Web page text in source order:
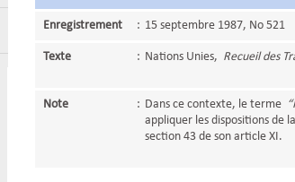
Enregistrement : 15 septembre 1987, No 521
Texte : Nations Unies, Recueil des
Note : Dans ce contexte, le terme
appliquer les dispositions de
section 43 de son article XI.